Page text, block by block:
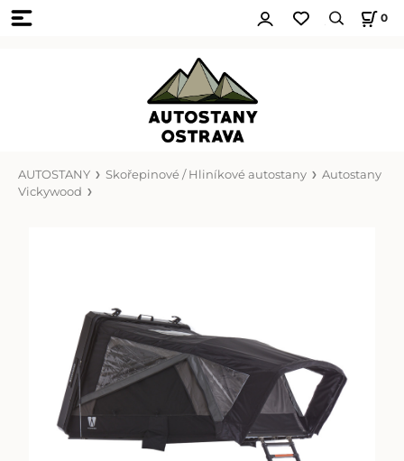
0
AUTOSTANY Skořepinové / Hliníkové autostany
Autostany
Vickywood